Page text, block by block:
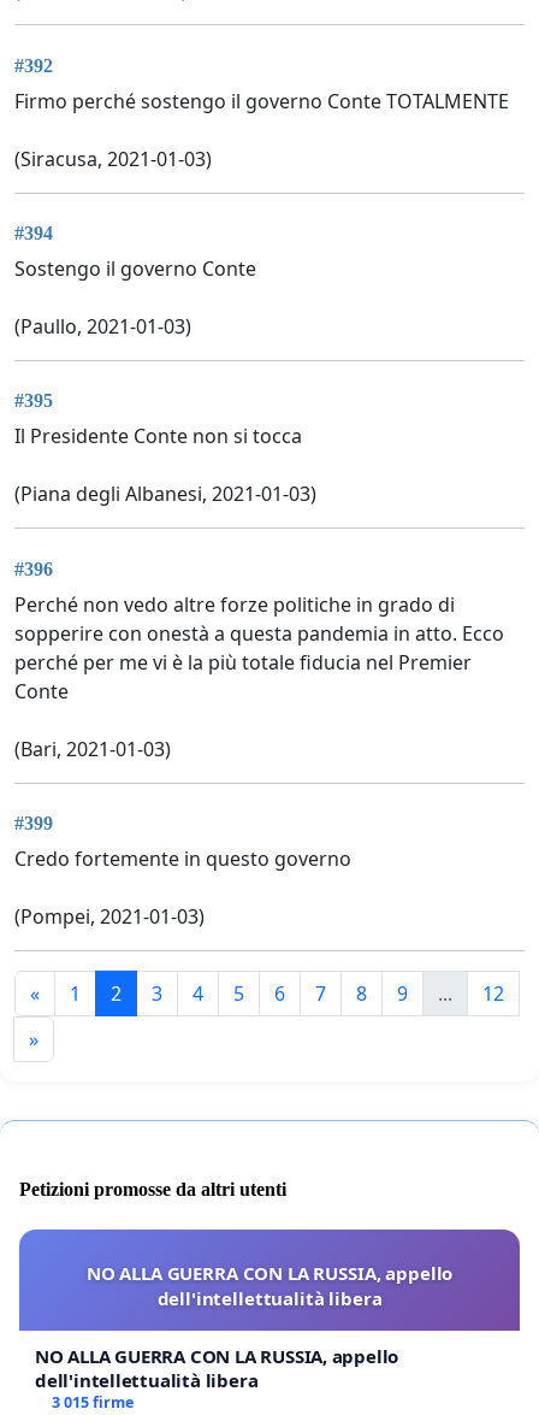
#392
Firmo perché sostengo il governo Conte TOTALMENTE
(Siracusa, 2021-01-03)
#394
Sostengo il governo Conte
(Paullo, 2021-01-03)
#395
Il Presidente Conte non si tocca
(Piana degli Albanesi, 2021-01-03)
#396
Perché non vedo altre forze politiche in grado di
sopperire con onestà a questa pandemia in atto. Ecco
perché per me vi è la più totale fiducia nel Premier
Conte
(Bari, 2021-01-03)
#399
Credo fortemente in questo governo
(Pompei, 2021-01-03)
« 1 2 3 4 5 6 7 8 9 ...
12
»
Petizioni promosse da altri utenti
NO ALLA GUERRA CON LA RUSSIA, appello
dell'intellettualità libera
NO ALLA GUERRA CON LA RUSSIA, appello
dell'intellettualità libera
3 015 firme